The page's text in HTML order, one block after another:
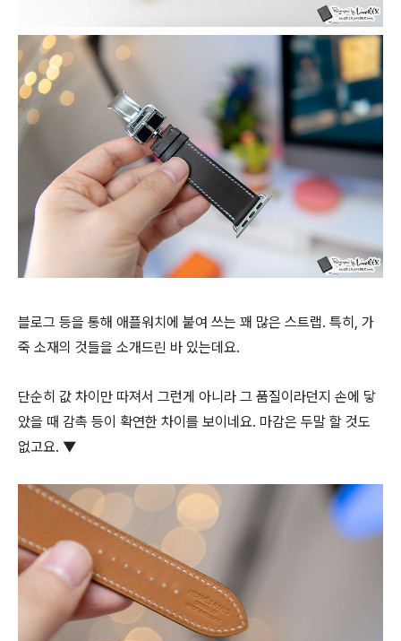
블로그 등을 통해 애플워치에 붙여 쓰는 꽤 많은 스트랩. 특히, 가
죽 소재의 것들을 소개드린 바 있는데요.
단순히 값 차이만 따져서 그런게 아니라 그 품질이라던지 손에 닿
았을 때 감촉 등이 확연한 차이를 보이네요. 마감은 두말 할 것도
없고요. ▼